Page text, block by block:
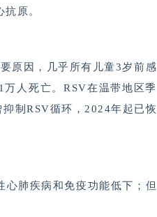
原。
原因，几乎所有儿童3岁前感
人死亡。RSV在温带地区季
制RSV循环，2024年起已恢
肺疾病和免疫功能低下；但